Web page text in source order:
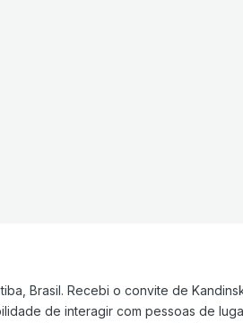
Brasil. Recebi o convite de
de interagir com pessoas de